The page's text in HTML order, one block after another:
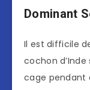
Dominant
Il est difficile
cochon d’Inde
cage pendant